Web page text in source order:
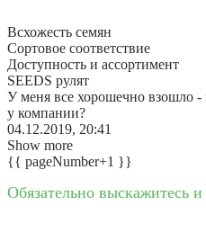
Всхожесть семян
Сортовое соответствие
Доступность и ассортимент
SEEDS рулят
У меня все хорошечно взошло
у компании?
04.12.2019, 20:41
Show more
{{ pageNumber+1 }}
Обязательно выскажитесь